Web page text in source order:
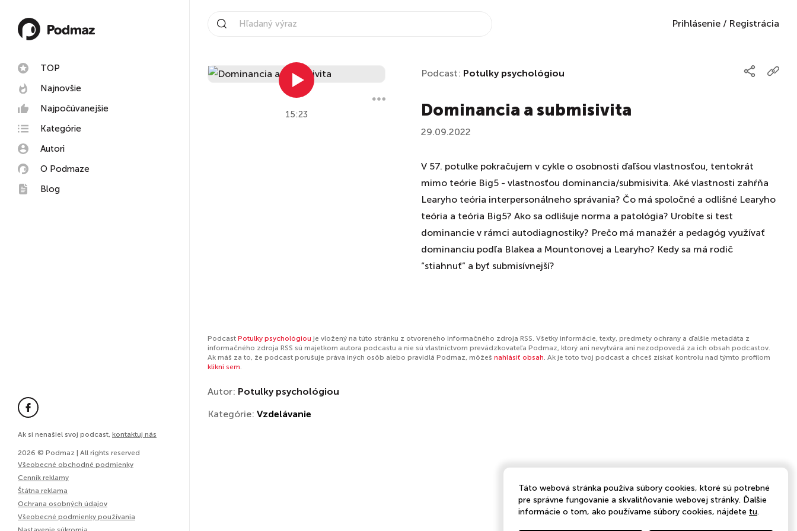
TOP
Najnovšie
Najpočúvanejšie
Kategórie
Autori
O Podmaze
Blog
Ak si nenašiel svoj podcast, kontaktuj nás
2026 © Podmaz | All rights reserved
Všeobecné obchodné podmienky
Cenník reklamy
Štátna reklama
Ochrana osobných údajov
Všeobecné podmienky používania
Prihlásenie / Registrácia
15:23
Podcast: Potulky psychológiou
Dominancia a submisivita
29.09.2022
V 57. potulke pokračujem v cykle o osobnosti ďaľšou vlastnosťou, tentokrát
mimo teórie Big5 - vlastnosťou dominancia/submisivita. Aké vlastnosti zahŕňa
Learyho teória interpersonálneho správania? Čo má spoločné a odlišné Learyho
teória a teória Big5? Ako sa odlišuje norma a patológia? Urobíte si test
dominancie v rámci autodiagnostiky? Prečo má manažér a pedagóg využívať
dominanciu podľa Blakea a Mountonovej a Learyho? Kedy sa má rodič
“stiahnuť” a byť submisívnejší?
Podcast Potulky psychológiou je vložený na túto stránku z otvoreného informačného zdroja RSS. Všetky informácie, texty, predmety ochrany a ďalšie metadáta z
informačného zdroja RSS sú majetkom autora podcastu a nie sú vlastníctvom prevádzkovateľa Podmaz, ktorý ani nevytvára ani nezodpovedá za ich obsah podcastov.
Ak máš za to, že podcast porušuje práva iných osôb alebo pravidlá Podmaz, môžeš nahlásiť obsah. Ak je toto tvoj podcast a chceš získať kontrolu nad týmto profilom
klikni sem.
Autor: Potulky psychológiou
Kategórie: Vzdelávanie
Táto webová stránka používa súbory cookies, ktoré sú potrebné
pre správne fungovanie a skvalitňovanie webovej stránky. Ďalšie
informácie o tom, ako používame súbory cookies, nájdete tu.